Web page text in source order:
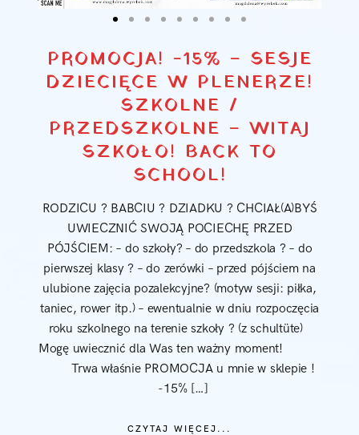
PROMOCJA! -15% – SESJE
DZIECIĘCE W PLENERZE!
SZKOLNE /
PRZEDSZKOLNE – WITAJ
SZKOŁO! BACK TO
SCHOOL!
RODZICU ? BABCIU ? DZIADKU ? CHCIAŁ(A)BYŚ
UWIECZNIĆ SWOJĄ POCIECHĘ PRZED
PÓJŚCIEM: – do szkoły? – do przedszkola ? – do
pierwszej klasy ? – do zerówki – przed pójściem na
ulubione zajęcia pozalekcyjne? (motyw sesji: piłka,
taniec, rower itp.) – ewentualnie w dniu rozpoczęcia
roku szkolnego na terenie szkoły ? (z schultüte)
Mogę uwiecznić dla Was ten ważny moment!
Trwa właśnie PROMOCJA u mnie w sklepie !
-15% […]
CZYTAJ WIĘCEJ...